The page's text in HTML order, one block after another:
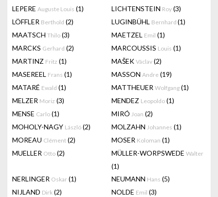
LEPERE Auguste Louis (1) LICHTENSTEIN Roy (3)
LÖFFLER Berthold (2) LUGINBÜHL Bernhard (1)
MAATSCH Thilo (3) MAETZEL Emil (1)
MARCKS Gerhard (2) MARCOUSSIS Louis (1)
MARTINZ Fritz (1) MAŠEK Václav (2)
MASEREEL Frans (1) MASSON Andre (19)
MATARÉ Ewald (1) MATTHEUER Wolfgang (1)
MELZER Moriz (3) MENDEZ Leopoldo (1)
MENSE Carlo (1) MIRÓ Joan (2)
MOHOLY-NAGY László (2) MOLZAHN Johannes (1)
MOREAU Clément (2) MOSER Koloman (1)
MUELLER Otto (2) MÜLLER-WORPSWEDE Walter
(1)
NERLINGER Oskar (1) NEUMANN Hans (5)
NIJLAND Dirk (2) NOLDE Emil (3)